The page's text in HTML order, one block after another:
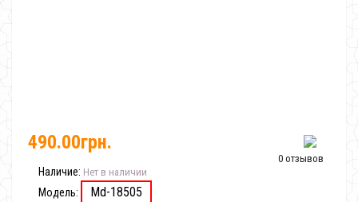
0 отзывов
490.00грн.
Наличие: Нет в наличии
Модель: Md-18505